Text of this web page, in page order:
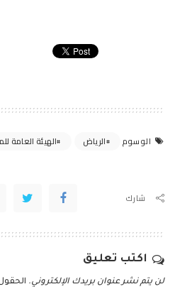
الوسوم الرياض الهيئة العامة
شارك
اكتب تعليق
لن يتم نشر عنوان بريدك الإلكتروني.